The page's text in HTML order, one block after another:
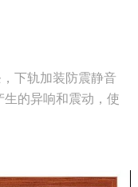
下轨加装防震静音
的异响和震动，使